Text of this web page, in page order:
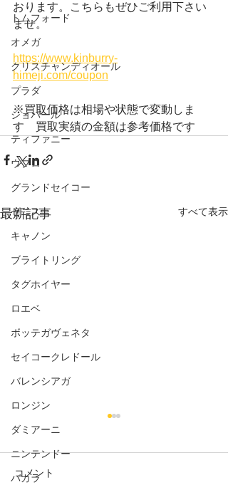
トムフォード
オメガ
クリスチャンディオール
プラダ
ショパール
ティファニー
ウブロ
グランドセイコー
ゼニス
キャノン
ブライトリング
タグホイヤー
ロエベ
ボッテガヴェネタ
セイコークレドール
バレンシアガ
ロンジン
ダミアーニ
ニンテンドー
バカラ
おります。こちらもぜひご利用下さい
ませ。
https://www.kinburry-
himeji.com/coupon
※買取価格は相場や状態で変動しま
す　買取実績の金額は参考価格です
最新記事 すべて表示
コメント